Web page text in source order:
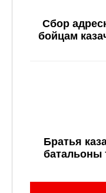
Сбор
бойцам
Братья
батальоны